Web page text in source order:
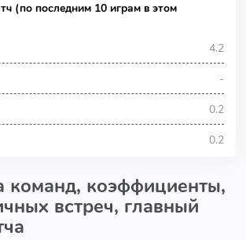
(по последним 10 играм в этом
4.2
-
0.2
0.2
команд, коэффициенты,
встреч, главный